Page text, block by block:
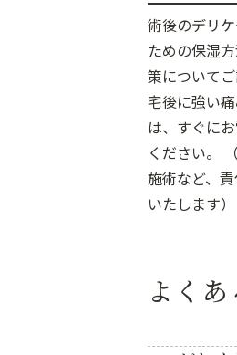
術後のデリ
ための保湿
策について
宅後に強い
は、すぐに
ください。
施術など、
いたします）
よく